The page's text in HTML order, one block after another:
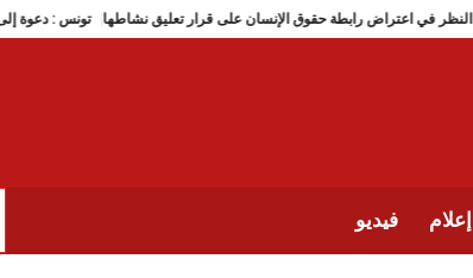
تونس : تأجيل النظر في اعتراض رابطة حقوق الإنسان على قرار تعليق نشاطها
إعلام فيديو